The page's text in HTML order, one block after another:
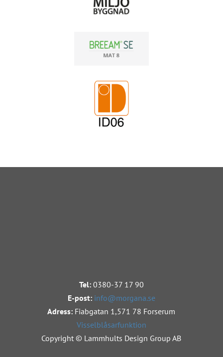
Tel:0380-37 17 90
E-post: info@morgana.se
Adress: Fiabgatan 1,571 78 Forserum
Visselblåsarfunktion
Copyright © Lammhults Design Group AB